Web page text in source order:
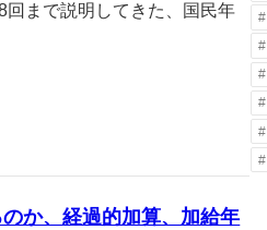
まで説明してきた、国民年
か、経過的加算、加給年